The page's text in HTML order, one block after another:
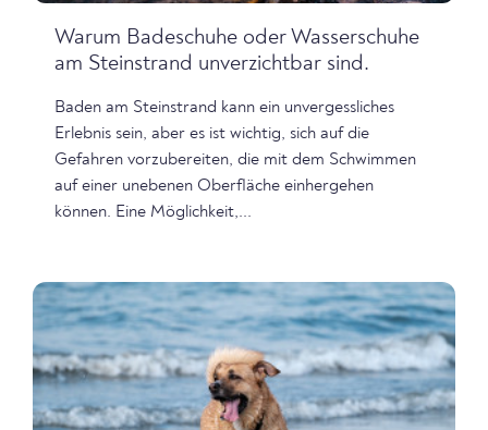
Warum Badeschuhe oder Wasserschuhe
am Steinstrand unverzichtbar sind.
Baden am Steinstrand kann ein unvergessliches
Erlebnis sein, aber es ist wichtig, sich auf die
Gefahren vorzubereiten, die mit dem Schwimmen
auf einer unebenen Oberfläche einhergehen
können. Eine Möglichkeit,...